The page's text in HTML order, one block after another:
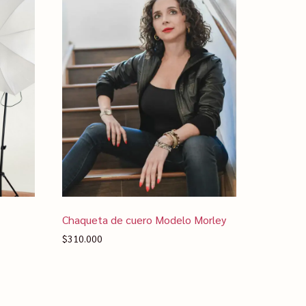
Chaqueta de cuero Modelo Morley
$310.000